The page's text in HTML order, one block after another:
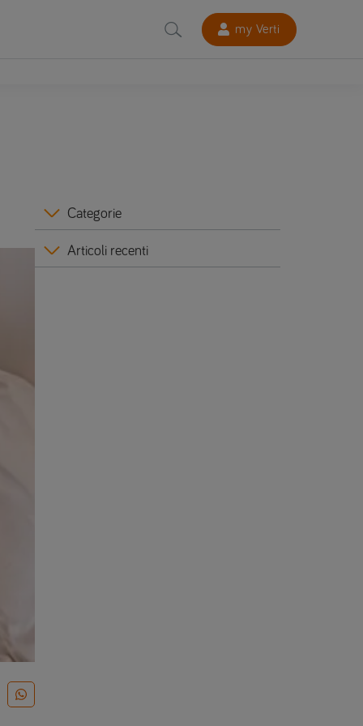
my Verti
Categorie
Articoli recenti